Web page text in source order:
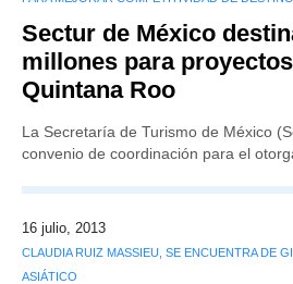
Sectur de México
millones para
Quintana Roo
La Secretaría de Turismo de México
convenio de coordinación para el
16 julio, 2013
CLAUDIA RUIZ MASSIEU, SE ENCUENTRA DE
ASIÁTICO